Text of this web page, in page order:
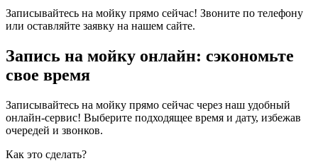
Записывайтесь на мойку прямо сейчас! Звоните по телефону
или оставляйте заявку на нашем сайте.
Запись на мойку онлайн: сэкономьте
свое время
Записывайтесь на мойку прямо сейчас через наш удобный
онлайн-сервис! Выберите подходящее время и дату, избежав
очередей и звонков.
Как это сделать?